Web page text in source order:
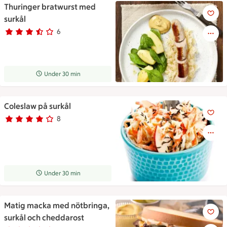
Thuringer bratwurst med
surkål
Betyg 3.3 av 5. 6
6 personer har röstat
Receptet tar Under 30 min att tillaga
Under 30 min
Thuringer bratwurst med
Coleslaw på surkål
Betyg 4 av 5.
8
8 personer har röstat
Receptet tar Under 30 min att tillaga
Under 30 min
Coleslaw på surkål
Matig macka med nötbringa,
surkål och cheddarost
Matig macka med nötbringa,